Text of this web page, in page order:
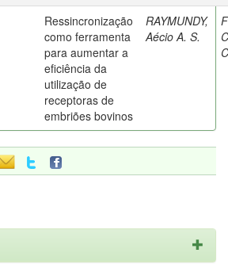
Ressincronização
como ferramenta
para aumentar a
eficiência da
utilização de
receptoras de
embriões bovinos
RAYMUNDY,
Aécio A. S.